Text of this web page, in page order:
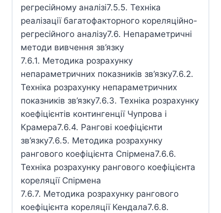
регресійному аналізі7.5.5. Техніка
реалізації багатофакторного кореляційно-
регресійного аналізу7.6. Непараметричні
методи вивчення зв’язку
7.6.1. Методика розрахунку
непараметричних показників зв’язку7.6.2.
Техніка розрахунку непараметричних
показників зв’язку7.6.3. Техніка розрахунку
коефіцієнтів контингенції Чупрова і
Крамера7.6.4. Рангові коефіцієнти
зв’язку7.6.5. Методика розрахунку
рангового коефіцієнта Спірмена7.6.6.
Техніка розрахунку рангового коефіцієнта
кореляції Спірмена
7.6.7. Методика розрахунку рангового
коефіцієнта кореляції Кендала7.6.8.